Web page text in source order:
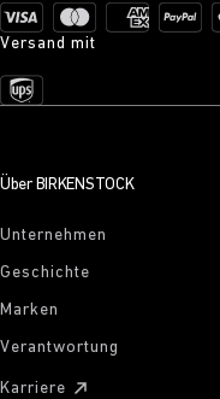
Versand mit
Über BIRKENSTOCK
Unternehmen
Geschichte
Marken
Verantwortung
Karriere